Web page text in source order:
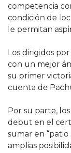
competencia
condición de
le permitan
Los dirigidos
con un mejor
su primer
cuenta de
Por su parte,
debut en el
sumar en “patio
amplias